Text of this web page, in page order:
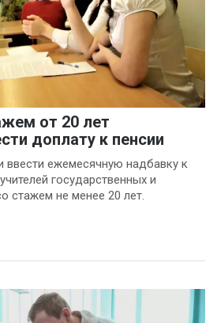
от 20 лет
доплату к пенсии
ежемесячную надбавку к
государственных и
стажем не менее 20 лет.